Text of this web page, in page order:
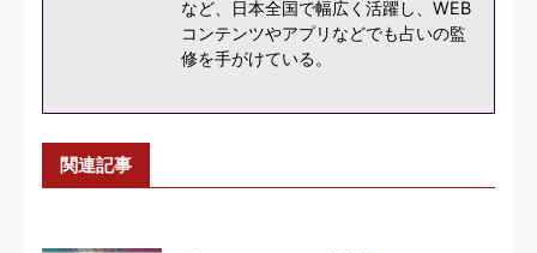
など、日本全国で幅広く活躍し、WEB
コンテンツやアプリなどでも占いの監
修を手がけている。
関連記事